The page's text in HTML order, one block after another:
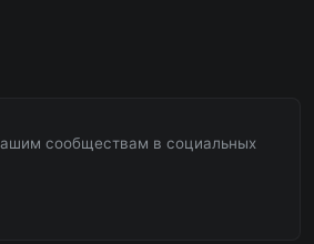
сообществам в социальных